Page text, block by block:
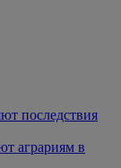
последствия
аграриям в